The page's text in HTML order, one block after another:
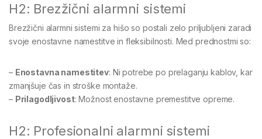
H2: Brezžični alarmni sistemi
Brezžični alarmni sistemi za hišo so postali zelo priljubljeni zaradi
svoje enostavne namestitve in fleksibilnosti. Med prednostmi so:
– Enostavna namestitev: Ni potrebe po prelaganju kablov, kar
zmanjšuje čas in stroške montaže.
– Prilagodljivost: Možnost enostavne premestitve opreme.
H2: Profesionalni alarmni sistemi